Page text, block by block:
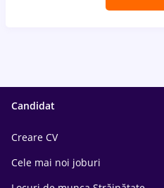
Candidat
Creare CV
Cele mai noi joburi